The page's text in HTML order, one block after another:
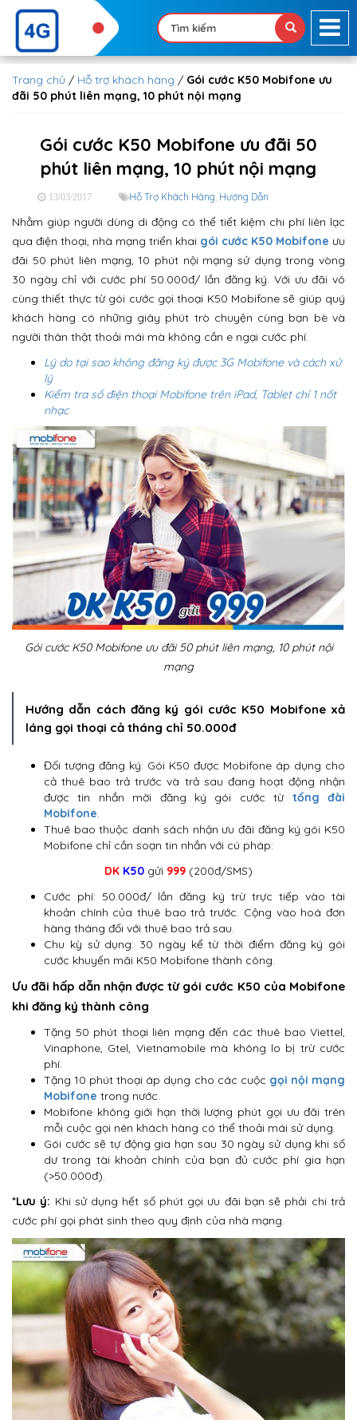
Trang chủ / Hỗ trợ khách hàng / Gói cước K50 Mobifone ưu
đãi 50 phút liên mạng, 10 phút nội mạng
Gói cước K50 Mobifone ưu đãi 50
phút liên mạng, 10 phút nội mạng
13/03/2017 Hỗ Trợ Khách Hàng, Hướng Dẫn
Nhằm giúp người dùng di động có thể tiết kiệm chi phí liên lạc
qua điện thoại, nhà mạng triển khai gói cước K50 Mobifone ưu
đãi 50 phút liên mạng, 10 phút nội mạng sử dụng trong vòng
30 ngày chỉ với cước phí 50.000đ/ lần đăng ký. Với ưu đãi vô
cùng thiết thực từ gói cước gọi thoại K50 Mobifone sẽ giúp quý
khách hàng có những giây phút trò chuyện cùng bạn bè và
người thân thật thoải mái mà không cần e ngại cước phí.
Lý do tại sao không đăng ký được 3G Mobifone và cách xử
lý
Kiểm tra số điện thoại Mobifone trên iPad, Tablet chỉ 1 nốt
nhạc
Gói cước K50 Mobifone ưu đãi 50 phút liên mạng, 10 phút nội
mạng
Hướng dẫn cách đăng ký gói cước K50 Mobifone xả
láng gọi thoại cả tháng chỉ 50.000đ
Đối tượng đăng ký: Gói K50 được Mobifone áp dụng cho
cả thuê bao trả trước và trả sau đang hoạt động nhận
được tin nhắn mời đăng ký gói cước từ tổng đài
Mobifone.
Thuê bao thuộc danh sách nhận ưu đãi đăng ký gói K50
Mobifone chỉ cần soạn tin nhắn với cú pháp:
DK K50 gửi 999 (200đ/SMS)
Cước phí: 50.000đ/ lần đăng ký trừ trực tiếp vào tài
khoản chính của thuê bao trả trước. Cộng vào hoá đơn
hàng tháng đối với thuê bao trả sau.
Chu kỳ sử dụng: 30 ngày kể từ thời điểm đăng ký gói
cước khuyến mãi K50 Mobifone thành công.
Ưu đãi hấp dẫn nhận được từ gói cước K50 của Mobifone
khi đăng ký thành công
Tặng 50 phút thoại liên mạng đến các thuê bao Viettel,
Vinaphone, Gtel, Vietnamobile mà không lo bị trừ cước
phí.
Tặng 10 phút thoại áp dụng cho các cuộc gọi nội mạng
Mobifone trong nước.
Mobifone không giới hạn thời lượng phút gọi ưu đãi trên
mỗi cuộc gọi nên khách hàng có thể thoải mái sử dụng.
Gói cước sẽ tự động gia hạn sau 30 ngày sử dụng khi số
dư trong tài khoản chính của bạn đủ cước phí gia hạn
(>50.000đ).
*Lưu ý: Khi sử dụng hết số phút gọi ưu đãi bạn sẽ phải chi trả
cước phí gọi phát sinh theo quy định của nhà mạng.